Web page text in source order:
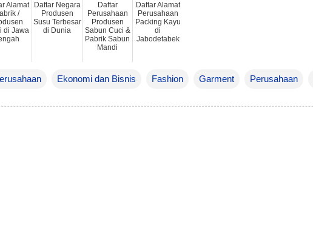
Ekonomi dan Bisnis Fashion Garment Perusahaan
Alamat
/
di Jawa
Daftar Negara
Produsen
Susu Terbesar
di Dunia
Daftar
Perusahaan
Produsen
Sabun Cuci &
Pabrik Sabun
Mandi
Daftar Alamat
Perusahaan
Packing Kayu
di
Jabodetabek